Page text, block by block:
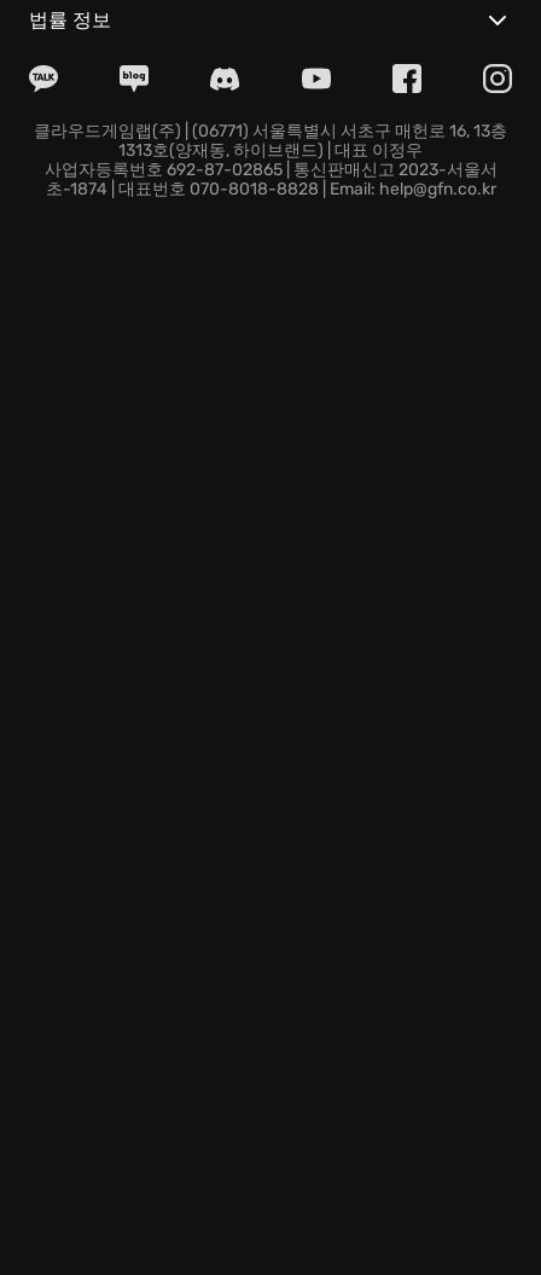
의 신세계를 경험할 기회, 지금 바로 도전하세요.
법률 정보
클라우드게임랩(주) | (06771) 서울특별시 서초구 매헌로 16, 13층
1313호(양재동, 하이브랜드) | 대표 이정우
사업자등록번호 692-87-02865 | 통신판매신고 2023-서울서
초-1874 | 대표번호 070-8018-8828 | Email: help@gfn.co.kr